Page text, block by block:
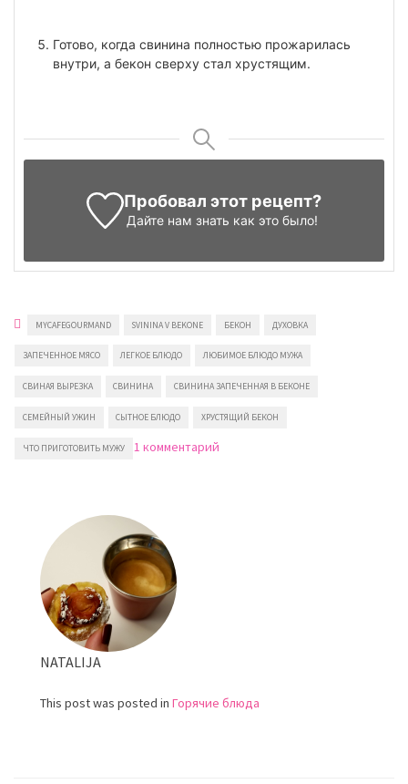
Готово, когда свинина полностью прожарилась
внутри, а бекон сверху стал хрустящим.
Пробовал этот рецепт?
Дайте нам знать как это было!
MYCAFEGOURMAND SVININA V BEKONE БЕКОН ДУХОВКА
ЗАПЕЧЕННОЕ МЯСО ЛЕГКОЕ БЛЮДО ЛЮБИМОЕ БЛЮДО МУЖА
СВИНАЯ ВЫРЕЗКА СВИНИНА СВИНИНА ЗАПЕЧЕННАЯ В БЕКОНЕ
СЕМЕЙНЫЙ УЖИН СЫТНОЕ БЛЮДО ХРУСТЯЩИЙ БЕКОН
ЧТО ПРИГОТОВИТЬ МУЖУ 1 комментарийк
NATALIJA
This post was posted in Горячие блюда